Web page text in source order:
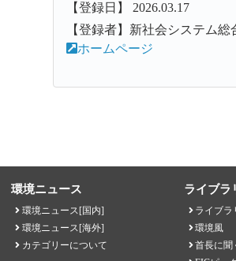
【登録日】 2026.03.17
【登録者】新社会システム総
ホームページ
環境ニュース
環境ニュース[国内]
環境ニュース[海外]
カテゴリーについて
ライブラ
ライブラ
環境風
首長に聞